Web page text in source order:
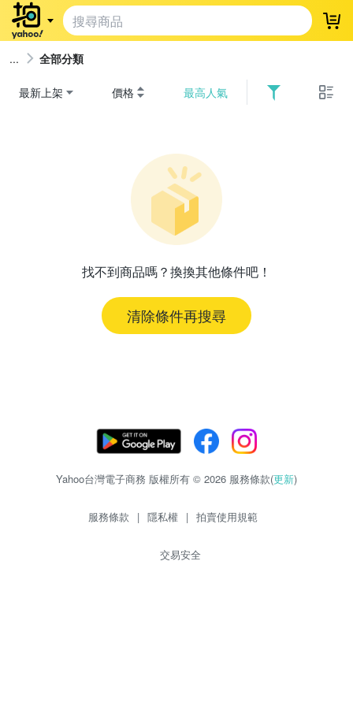
登
全部分類
最新上架 價格 最高人氣
找不到商品嗎？換換其他條件吧！
清除條件再搜尋
Yahoo台灣電子商務 版權所有 © 2026 服務條款(更新)
服務條款 | 隱私權 | 拍賣使用規範
交易安全